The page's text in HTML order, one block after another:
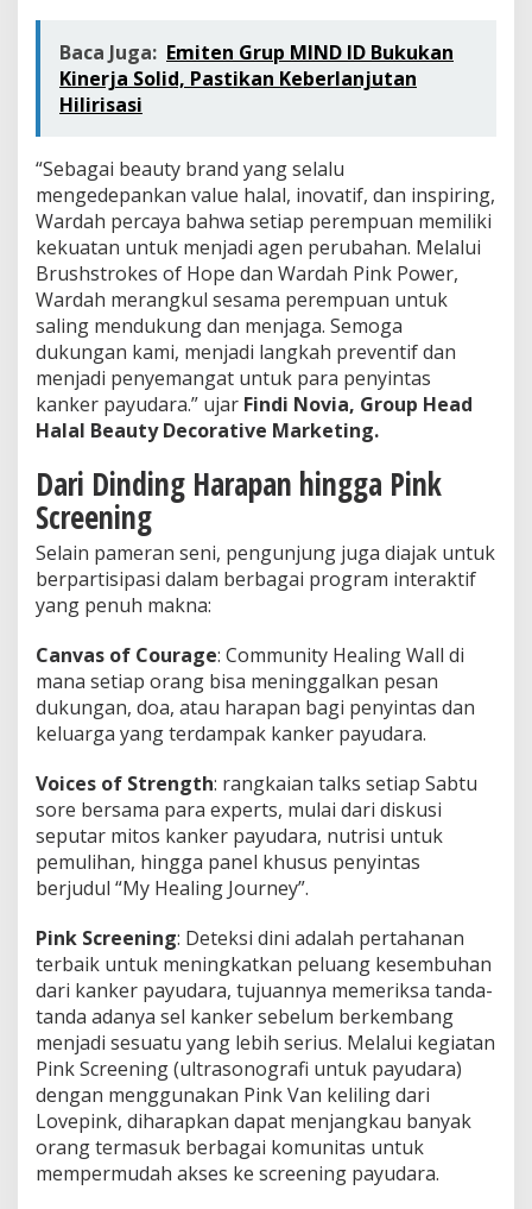
Baca Juga: Emiten Grup MIND ID Bukukan
Kinerja Solid, Pastikan Keberlanjutan
Hilirisasi
“Sebagai beauty brand yang selalu
mengedepankan value halal, inovatif, dan inspiring,
Wardah percaya bahwa setiap perempuan memiliki
kekuatan untuk menjadi agen perubahan. Melalui
Brushstrokes of Hope dan Wardah Pink Power,
Wardah merangkul sesama perempuan untuk
saling mendukung dan menjaga. Semoga
dukungan kami, menjadi langkah preventif dan
menjadi penyemangat untuk para penyintas
kanker payudara.” ujar Findi Novia, Group Head
Halal Beauty Decorative Marketing.
Dari Dinding Harapan hingga Pink
Screening
Selain pameran seni, pengunjung juga diajak untuk
berpartisipasi dalam berbagai program interaktif
yang penuh makna:
Canvas of Courage: Community Healing Wall di
mana setiap orang bisa meninggalkan pesan
dukungan, doa, atau harapan bagi penyintas dan
keluarga yang terdampak kanker payudara.
Voices of Strength: rangkaian talks setiap Sabtu
sore bersama para experts, mulai dari diskusi
seputar mitos kanker payudara, nutrisi untuk
pemulihan, hingga panel khusus penyintas
berjudul “My Healing Journey”.
Pink Screening: Deteksi dini adalah pertahanan
terbaik untuk meningkatkan peluang kesembuhan
dari kanker payudara, tujuannya memeriksa tanda-
tanda adanya sel kanker sebelum berkembang
menjadi sesuatu yang lebih serius. Melalui kegiatan
Pink Screening (ultrasonografi untuk payudara)
dengan menggunakan Pink Van keliling dari
Lovepink, diharapkan dapat menjangkau banyak
orang termasuk berbagai komunitas untuk
mempermudah akses ke screening payudara.